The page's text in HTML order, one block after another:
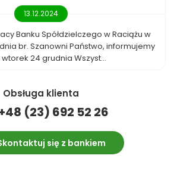
13.12.2024
Banku Spółdzielczego w Raciążu w
br. Szanowni Państwo, informujemy
24 grudnia Wszyst...
Obsługa klienta
(23) 692 52 26
się z bankiem